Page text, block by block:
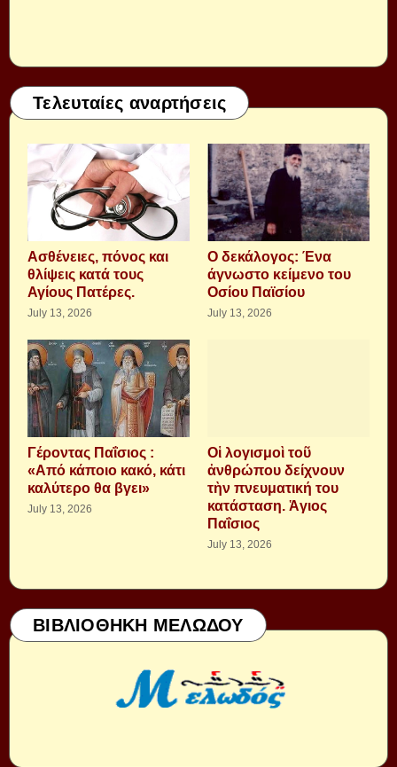
Τελευταίες αναρτήσεις
Aσθένειες, πόνος και
θλίψεις κατά τους
Αγίους Πατέρες.
July 13, 2026
Ο δεκάλογος: Ένα
άγνωστο κείμενο του
Οσίου Παϊσίου
July 13, 2026
Γέροντας Παΐσιος :
«Από κάποιο κακό, κάτι
καλύτερο θα βγει»
July 13, 2026
Οἱ λογισμοὶ τοῦ
ἀνθρώπου δείχνουν
τὴν πνευματική του
κατάσταση. Ἁγιος
Παΐσιος
July 13, 2026
ΒΙΒΛΙΟΘΗΚΗ ΜΕΛΩΔΟΥ